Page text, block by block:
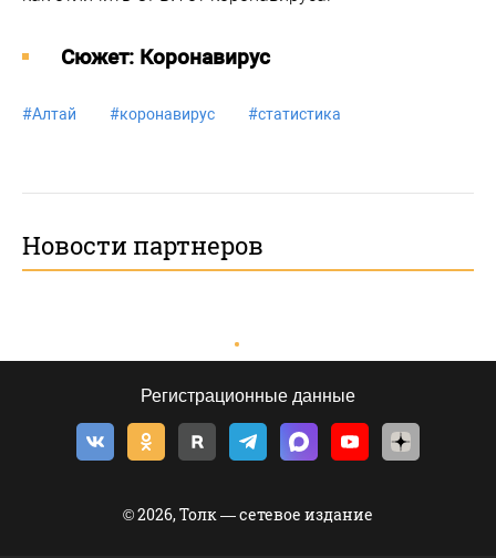
Cюжет: Коронавирус
#Алтай #коронавирус #статистика
Новости партнеров
Регистрационные данные
© 2026, Толк — сетевое издание